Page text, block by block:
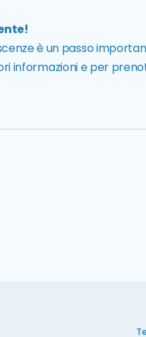
è un passo
informazioni e per